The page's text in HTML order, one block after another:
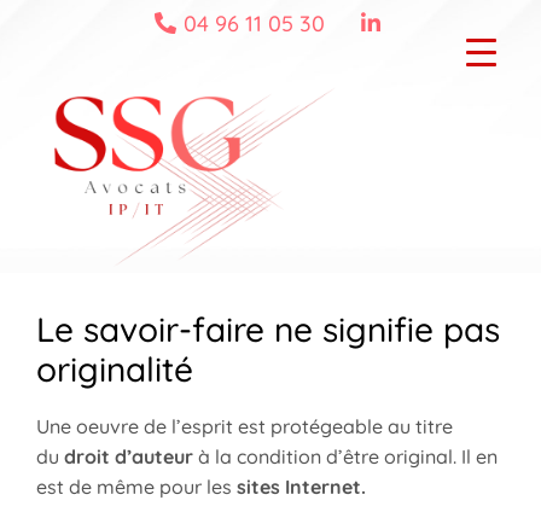
04 96 11 05 30
Le savoir-faire ne signifie pas
originalité
Une oeuvre de l’esprit est protégeable au titre
du droit d’auteur à la condition d’être original. Il en
est de même pour les sites Internet.